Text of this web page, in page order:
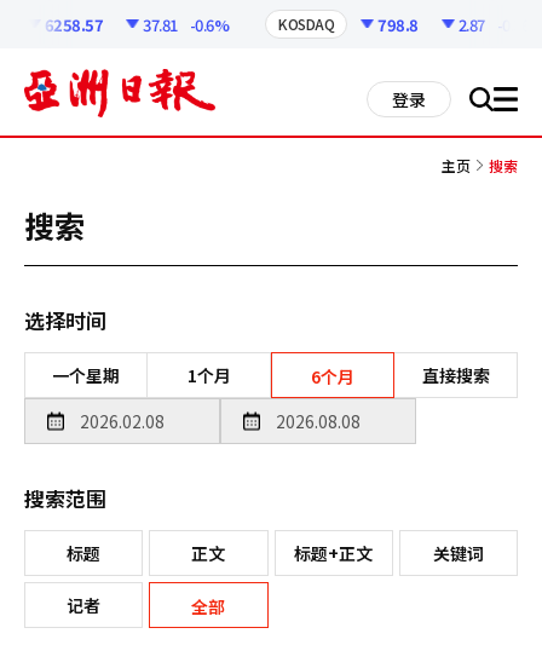
6258.57 37.81 -0.6% KOSDAQ 798.8 2.87 -0.36%
登录 搜 all
主页 搜索
搜索
选择时间
一个星期 1个月 6个月 直接搜索
搜索范围
标题 正文 标题+正文 关键词
记者 全部